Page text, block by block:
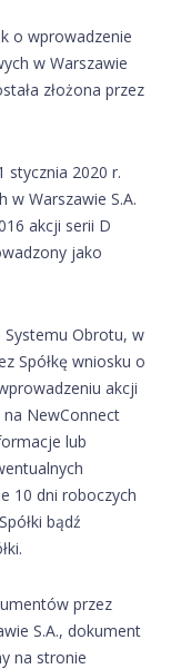
o wprowadzenie
w Warszawie
złożona przez
stycznia 2020 r.
w Warszawie S.A.
akcji serii D
jako
Systemu Obrotu, w
Spółkę wniosku o
akcji
NewConnect
lub
10 dni roboczych
bądź
przez
S.A., dokument
na stronie